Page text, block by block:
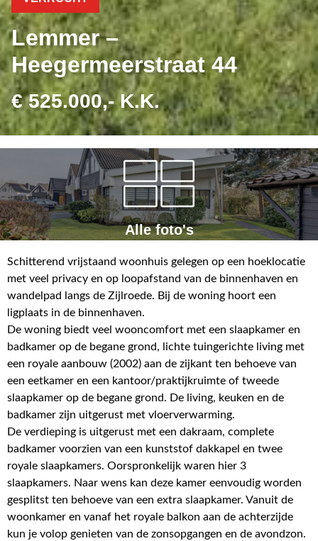
Lemmer –
Heegermeerstraat 44
€ 525.000,- K.K.
Alle foto's
Schitterend vrijstaand woonhuis gelegen op een hoeklocatie
met veel privacy en op loopafstand van de binnenhaven en
wandelpad langs de Zijlroede. Bij de woning hoort een
ligplaats in de binnenhaven.
De woning biedt veel wooncomfort met een slaapkamer en
badkamer op de begane grond, lichte tuingerichte living met
een royale aanbouw (2002) aan de zijkant ten behoeve van
een eetkamer en een kantoor/praktijkruimte of tweede
slaapkamer op de begane grond. De living, keuken en de
badkamer zijn uitgerust met vloerverwarming.
De verdieping is uitgerust met een dakraam, complete
badkamer voorzien van een kunststof dakkapel en twee
royale slaapkamers. Oorspronkelijk waren hier 3
slaapkamers. Naar wens kan deze kamer eenvoudig worden
gesplitst ten behoeve van een extra slaapkamer. Vanuit de
woonkamer en vanaf het royale balkon aan de achterzijde
kun je volop genieten van de zonsopgangen en de avondzon.